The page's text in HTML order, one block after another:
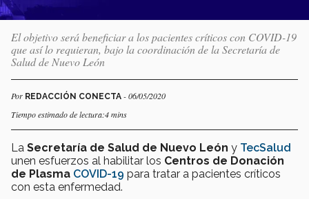
El objetivo será beneficiar a los pacientes críticos con COVID-19
que así lo requieran, bajo la coordinación de la Secretaría de
Salud de Nuevo León
Por REDACCIÓN CONECTA - 06/05/2020
Tiempo estimado de lectura:4 mins
La Secretaría de Salud de Nuevo León y TecSalud
unen esfuerzos al habilitar los Centros de Donación
de Plasma COVID-19 para tratar a pacientes críticos
con esta enfermedad.